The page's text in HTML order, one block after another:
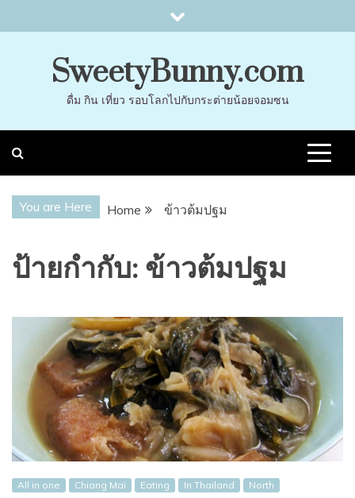
to
SweetyBunny.com
ดื่ม กิน เที่ยว รอบโลกไปกับกระต่ายน้อยจอมซน
You are Here Home ข้าวต้มปฐม
ป้ายกำกับ: ข้าวต้มปฐม
All in one Chiang Mai Eating In Thailand
North